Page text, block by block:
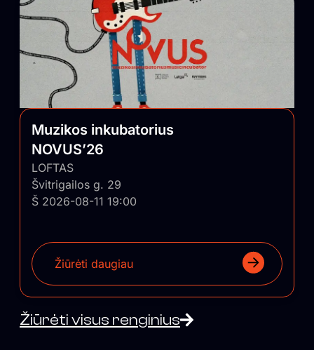
Muzikos inkubatorius
NOVUS’26
LOFTAS
Švitrigailos g. 29
Š 2026-08-11 19:00
Žiūrėti daugiau
Žiūrėti visus renginius